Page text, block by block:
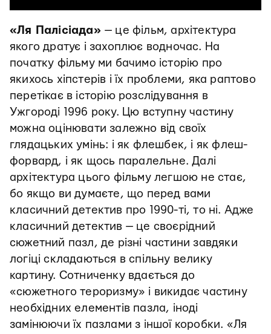
«Ля Палісіада» — це фільм, архітектура
якого дратує і захоплює водночас. На
початку фільму ми бачимо історію про
якихось хіпстерів і їх проблеми, яка раптово
перетікає в історію розслідування в
Ужгороді 1996 року. Цю вступну частину
можна оцінювати залежно від своїх
глядацьких умінь: і як флешбек, і як флеш-
форвард, і як щось паралельне. Далі
архітектура цього фільму легшою не стає,
бо якщо ви думаєте, що перед вами
класичний детектив про 1990-ті, то ні. Адже
класичний детектив — це своєрідний
сюжетний пазл, де різні частини завдяки
логіці складаються в спільну велику
картину. Сотниченку вдається до
«сюжетного тероризму» і викидає частину
необхідних елементів пазла, іноді
замінюючи їх пазлами з іншої коробки. «Ля